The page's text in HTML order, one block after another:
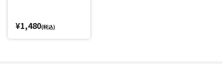
部位に使用可能。
¥1,480(税込)